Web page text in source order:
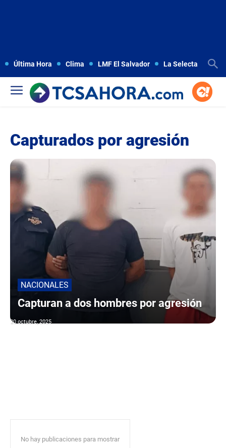
Última Hora Clima LMF El Salvador La Selecta
Capturados por agresión
NACIONALES
Capturan a dos hombres por agresión
20 octubre, 2025
No hay publicaciones para mostrar